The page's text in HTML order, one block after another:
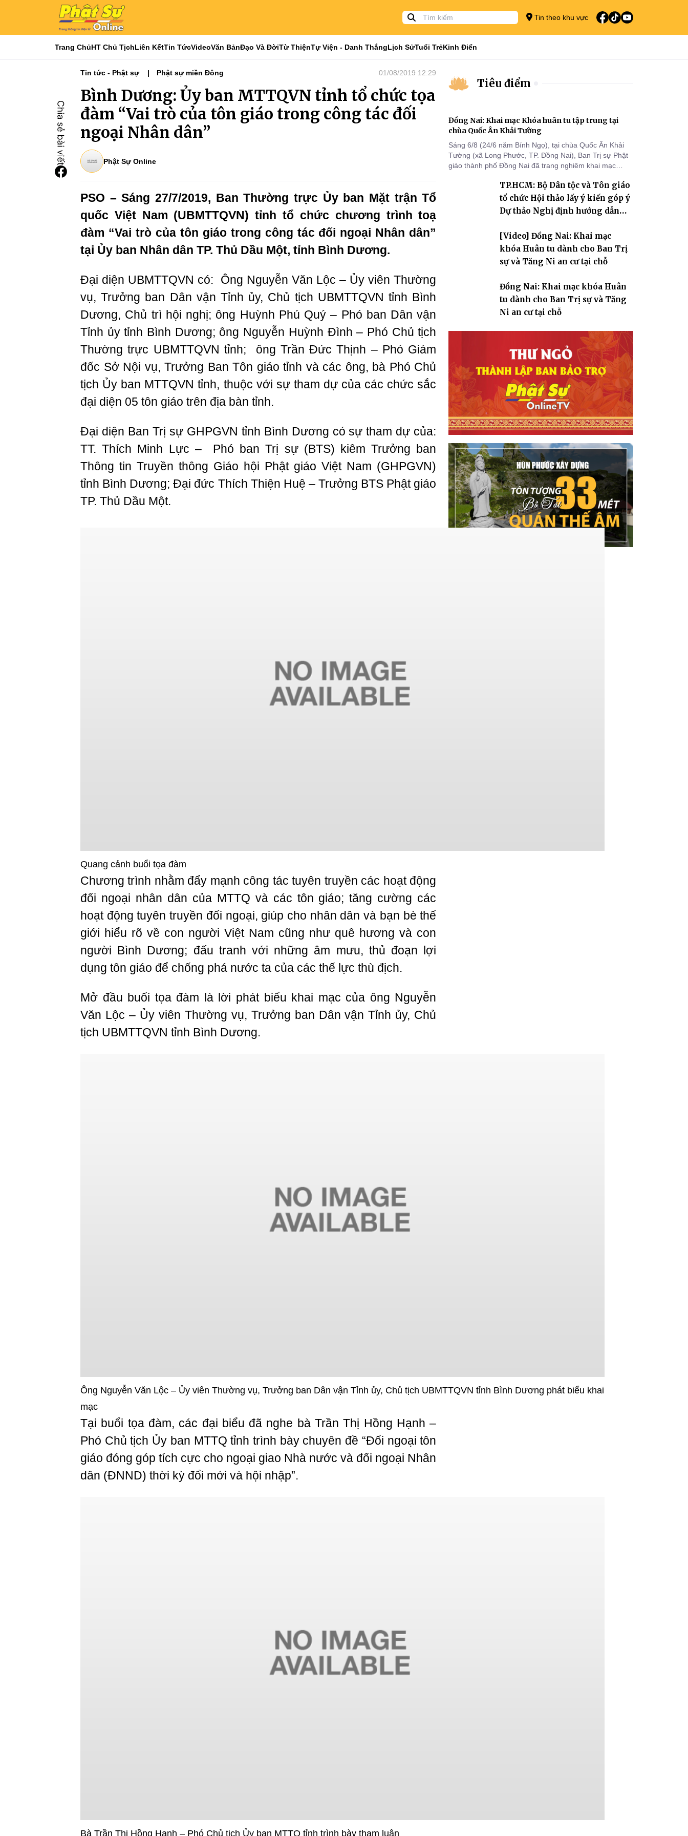
Tin theo khu vực
Trang ChủHT Chủ TịchLiên KếtTin TứcVideoVăn BảnĐạo Và ĐờiTừ ThiệnTự Viện - Danh ThắngLịch SửTuổi TrẻKinh Điển
Tin tức - Phật sự Phật sự miền Đông 01/08/2019 12:29
Bình Dương: Ủy ban MTTQVN tỉnh tổ chức tọa
đàm “Vai trò của tôn giáo trong công tác đối
ngoại Nhân dân”
Phật Sự Online
PSO – Sáng 27/7/2019, Ban Thường trực Ủy ban Mặt trận Tổ
quốc Việt Nam (UBMTTQVN) tỉnh tổ chức chương trình toạ
đàm “Vai trò của tôn giáo trong công tác đối ngoại Nhân dân”
tại Ủy ban Nhân dân TP. Thủ Dầu Một, tỉnh Bình Dương.
Đại diện UBMTTQVN có: Ông Nguyễn Văn Lộc – Ủy viên Thường
vụ, Trưởng ban Dân vận Tỉnh ủy, Chủ tịch UBMTTQVN tỉnh Bình
Dương, Chủ trì hội nghị; ông Huỳnh Phú Quý – Phó ban Dân vận
Tỉnh ủy tỉnh Bình Dương; ông Nguyễn Huỳnh Đình – Phó Chủ tịch
Thường trực UBMTTQVN tỉnh; ông Trần Đức Thịnh – Phó Giám
đốc Sở Nội vụ, Trưởng Ban Tôn giáo tỉnh và các ông, bà Phó Chủ
tịch Ủy ban MTTQVN tỉnh, thuộc với sự tham dự của các chức sắc
đại diện 05 tôn giáo trên địa bàn tỉnh.
Đại diện Ban Trị sự GHPGVN tỉnh Bình Dương có sự tham dự của:
TT. Thích Minh Lực – Phó ban Trị sự (BTS) kiêm Trưởng ban
Thông tin Truyền thông Giáo hội Phật giáo Việt Nam (GHPGVN)
tỉnh Bình Dương; Đại đức Thích Thiện Huệ – Trưởng BTS Phật giáo
TP. Thủ Dầu Một.
Quang cảnh buổi tọa đàm
Chương trình nhằm đẩy mạnh công tác tuyên truyền các hoạt động
đối ngoại nhân dân của MTTQ và các tôn giáo; tăng cường các
hoạt động tuyên truyền đối ngoại, giúp cho nhân dân và bạn bè thế
giới hiểu rõ về con người Việt Nam cũng như quê hương và con
người Bình Dương; đấu tranh với những âm mưu, thủ đoạn lợi
dụng tôn giáo để chống phá nước ta của các thế lực thù địch.
Mở đầu buổi tọa đàm là lời phát biểu khai mạc của ông Nguyễn
Văn Lộc – Ủy viên Thường vụ, Trưởng ban Dân vận Tỉnh ủy, Chủ
tịch UBMTTQVN tỉnh Bình Dương.
Ông Nguyễn Văn Lộc – Ủy viên Thường vụ, Trưởng ban Dân vận Tỉnh ủy, Chủ tịch UBMTTQVN tỉnh Bình Dương phát biểu khai
mạc
Tại buổi tọa đàm, các đại biểu đã nghe bà Trần Thị Hồng Hạnh –
Phó Chủ tịch Ủy ban MTTQ tỉnh trình bày chuyên đề “Đối ngoại tôn
giáo đóng góp tích cực cho ngoại giao Nhà nước và đối ngoại Nhân
dân (ĐNND) thời kỳ đổi mới và hội nhập”.
Bà Trần Thị Hồng Hạnh – Phó Chủ tịch Ủy ban MTTQ tỉnh trình bày tham luận
Tiêu điểm
Đồng Nai: Khai mạc Khóa huân tu tập trung tại
chùa Quốc Ân Khải Tường
Sáng 6/8 (24/6 năm Bính Ngọ), tại chùa Quốc Ân Khải
Tường (xã Long Phước, TP. Đồng Nai), Ban Trị sự Phật
giáo thành phố Đồng Nai đã trang nghiêm khai mạc
2570 dành cho chư Tăng hành giả an cư tại chỗ khu vực
VII, VIII và trường hạ chùa Quốc Ân Khải Tường.
TP.HCM: Bộ Dân tộc và Tôn giáo
tổ chức Hội thảo lấy ý kiến góp ý
Dự thảo Nghị định hướng dẫn
giáo
[Video] Đồng Nai: Khai mạc
khóa Huân tu dành cho Ban Trị
sự và Tăng Ni an cư tại chỗ
Đồng Nai: Khai mạc khóa Huân
tu dành cho Ban Trị sự và Tăng
Ni an cư tại chỗ